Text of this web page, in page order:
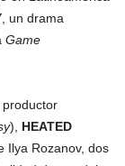
, un drama
Game
), HEATED
Ilya Rozanov, dos